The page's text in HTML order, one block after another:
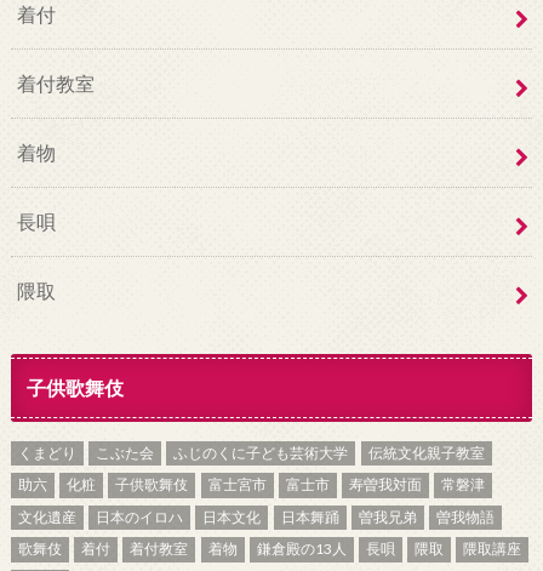
着付
着付教室
着物
長唄
隈取
子供歌舞伎
くまどり こぶた会 ふじのくに子ども芸術大学
伝統文化親子教室
助六
化粧 子供歌舞伎 富士宮市 富士市 寿曽我対面
常磐津
文化遺産
日本のイロハ 日本文化 日本舞踊 曽我兄弟
曽我物語
歌舞伎
着付 着付教室 着物 鎌倉殿の13人 長唄 隈取
隈取講座